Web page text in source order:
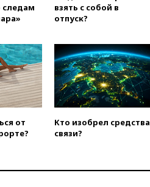
вчера, 18:25ТАСС: Уиткофф и
Кушнер могут вскоре посетить
вчера, 17:43«Тиса» выдвинула
экс-председателя Верховного
суда на пост президента
Венгрии
вчера, 16:50 Politico: «Газовая
угрозу европейскую зиму»
следам
взять с собой в
отпуск?
от
Кто изобрел средства
связи?